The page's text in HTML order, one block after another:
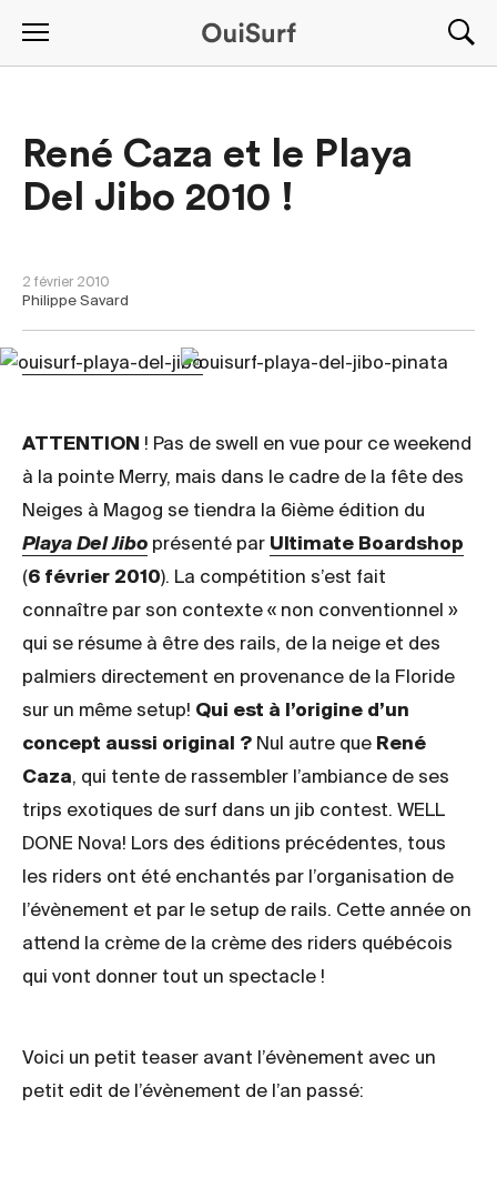
René Caza et le Playa
Del Jibo 2010 !
2 février 2010
Philippe Savard
ATTENTION ! Pas de swell en vue pour ce weekend
à la pointe Merry, mais dans le cadre de la fête des
Neiges à Magog se tiendra la 6ième édition du
Playa Del Jibo présenté par Ultimate Boardshop
(6 février 2010). La compétition s’est fait
connaître par son contexte « non conventionnel »
qui se résume à être des rails, de la neige et des
palmiers directement en provenance de la Floride
sur un même setup! Qui est à l’origine d’un
concept aussi original ? Nul autre que René
Caza, qui tente de rassembler l’ambiance de ses
trips exotiques de surf dans un jib contest. WELL
DONE Nova! Lors des éditions précédentes, tous
les riders ont été enchantés par l’organisation de
l’évènement et par le setup de rails. Cette année on
attend la crème de la crème des riders québécois
qui vont donner tout un spectacle !
Voici un petit teaser avant l’évènement avec un
petit edit de l’évènement de l’an passé: